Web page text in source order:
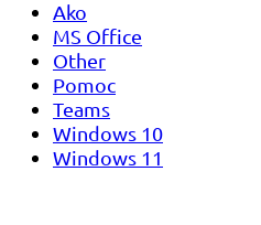
Ako
MS Office
Other
Pomoc
Teams
Windows 10
Windows 11